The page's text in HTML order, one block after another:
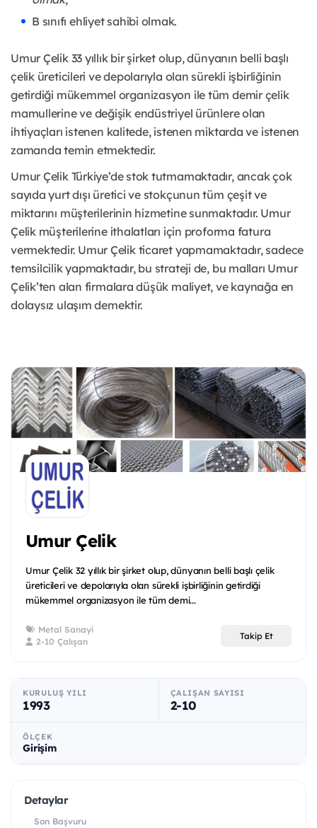
B sınıfı ehliyet sahibi olmak.
Umur Çelik 33 yıllık bir şirket olup, dünyanın belli başlı
çelik üreticileri ve depolarıyla olan sürekli işbirliğinin
getirdiği mükemmel organizasyon ile tüm demir çelik
mamullerine ve değişik endüstriyel ürünlere olan
ihtiyaçları istenen kalitede, istenen miktarda ve istenen
zamanda temin etmektedir.
Umur Çelik Türkiye’de stok tutmamaktadır, ancak çok
sayıda yurt dışı üretici ve stokçunun tüm çeşit ve
miktarını müşterilerinin hizmetine sunmaktadır. Umur
Çelik müşterilerine ithalatları için proforma fatura
vermektedir. Umur Çelik ticaret yapmamaktadır, sadece
temsilcilik yapmaktadır, bu strateji de, bu malları Umur
Çelik’ten alan firmalara düşük maliyet, ve kaynağa en
dolaysız ulaşım demektir.
Umur Çelik
Umur Çelik 32 yıllık bir şirket olup, dünyanın belli başlı çelik
üreticileri ve depolarıyla olan sürekli işbirliğinin getirdiği
mükemmel organizasyon ile tüm demi...
Metal Sanayi
2-10 Çalışan
Takip Et
KURULUŞ YILI
1993
ÇALIŞAN SAYISI
2-10
ÖLÇEK
Girişim
Detaylar
Son Başvuru